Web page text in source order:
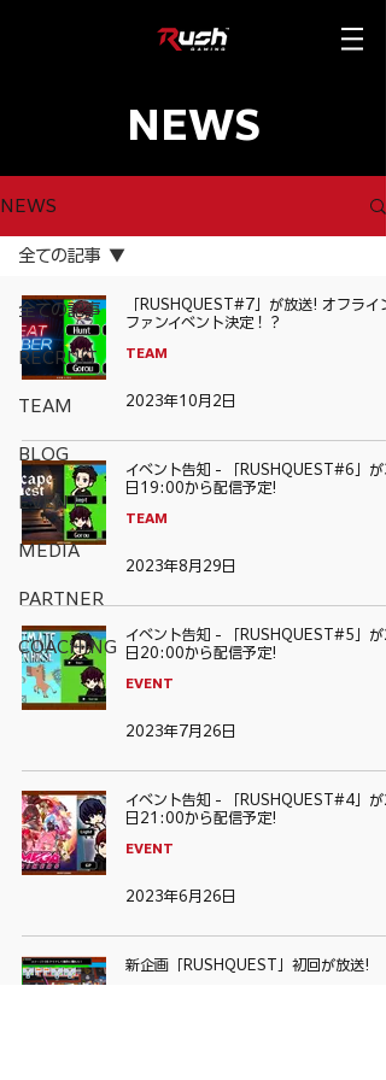
NEWS
NEWS
全ての記事
RECRUIT
TEAM
BLOG
EVENT
MEDIA
PARTNER
COACHING
全ての記事
「RUSHQUEST#7」が放送! オフライン
ファンイベント決定！？
TEAM
2023年10月2日
イベント告知 - 「RUSHQUEST#6」が
日19:00から配信予定!
TEAM
2023年8月29日
イベント告知 - 「RUSHQUEST#5」が
日20:00から配信予定!
EVENT
2023年7月26日
イベント告知 - 「RUSHQUEST#4」が
日21:00から配信予定!
EVENT
2023年6月26日
新企画「RUSHQUEST」初回が放送!